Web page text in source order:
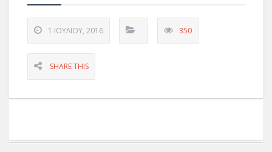
1 ΙΟΥΛΊΟΥ, 2016 350
SHARE THIS